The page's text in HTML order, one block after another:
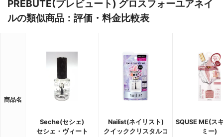
PREBUTE(プレビュート) グロスフォーユアネイ
ルの類似商品：評価・料金比較表
商品名
Seche(セシェ)
セシェ・ヴィート
Nailist(ネイリスト)
クイッククリスタルコ
SQUSE ME(ス
ミー)